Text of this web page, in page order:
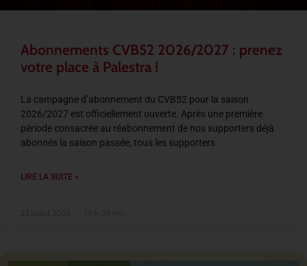
Abonnements CVB52 2026/2027 : prenez
votre place à Palestra !
La campagne d’abonnement du CVB52 pour la saison
2026/2027 est officiellement ouverte. Après une première
période consacrée au réabonnement de nos supporters déjà
abonnés la saison passée, tous les supporters
LIRE LA SUITE »